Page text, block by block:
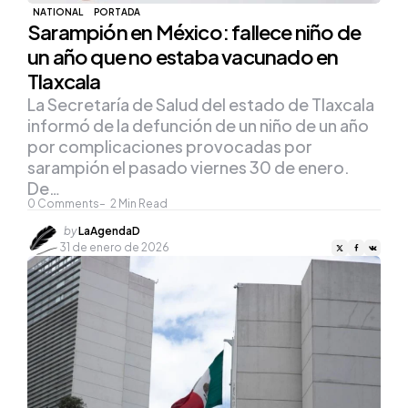
NATIONAL PORTADA
Sarampión en México: fallece niño de
un año que no estaba vacunado en
Tlaxcala
0 Comments 2 Min Read
La Secretaría de Salud del estado de Tlaxcala
informó de la defunción de un niño de un año
por complicaciones provocadas por
sarampión el pasado viernes 30 de enero.
De…
Posted
by
byLaAgendaD
31 de enero de 2026